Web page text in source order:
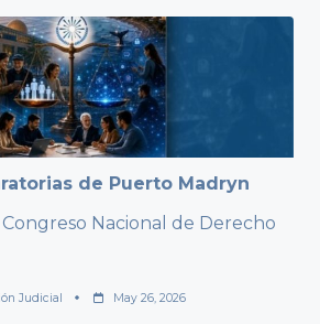
de Puerto Madryn
Nacional de Derecho
Judicial May 26, 2026